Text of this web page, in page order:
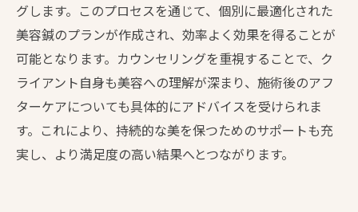
グします。このプロセスを通じて、個別に最適化された
美容鍼のプランが作成され、効率よく効果を得ることが
可能となります。カウンセリングを重視することで、ク
ライアント自身も美容への理解が深まり、施術後のアフ
ターケアについても具体的にアドバイスを受けられま
す。これにより、持続的な美を保つためのサポートも充
実し、より満足度の高い結果へとつながります。